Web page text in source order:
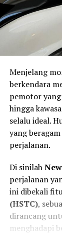
Menjelang
berkendara
pemotor
hingga
selalu ideal.
yang
perjalanan.
Di sinilah
perjalanan
ini dibekali
(HSTC),
dirancang
menghadapi